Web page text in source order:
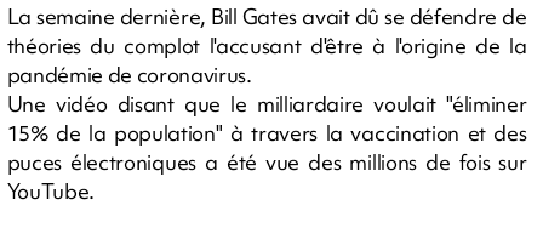
La semaine dernière, Bill Gates avait dû se défendre de
théories du complot l'accusant d'être à l'origine de la
pandémie de coronavirus.
Une vidéo disant que le milliardaire voulait "éliminer
15% de la population" à travers la vaccination et des
puces électroniques a été vue des millions de fois sur
YouTube.